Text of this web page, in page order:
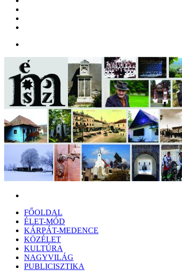
FŐOLDAL
ÉLET-MÓD
KÁRPÁT-MEDENCE
KÖZÉLET
KULTÚRA
NAGYVILÁG
PUBLICISZTIKA